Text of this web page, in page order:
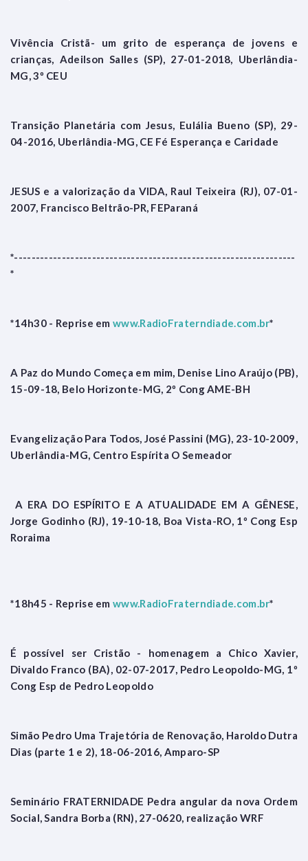
Vivência Cristã- um grito de esperança de jovens e
crianças, Adeilson Salles (SP), 27-01-2018, Uberlândia-
MG, 3º CEU
Transição Planetária com Jesus, Eulália Bueno (SP), 29-
04-2016, Uberlândia-MG, CE Fé Esperança e Caridade
JESUS e a valorização da VIDA, Raul Teixeira (RJ), 07-01-
2007, Francisco Beltrão-PR, FEParaná
*-----------------------------------------------------------------
*
*14h30 - Reprise emwww.RadioFraterndiade.com.br*
A Paz do Mundo Começa em mim, Denise Lino Araújo (PB),
15-09-18, Belo Horizonte-MG, 2º Cong AME-BH
Evangelização Para Todos, José Passini (MG), 23-10-2009,
Uberlândia-MG, Centro Espírita O Semeador
A ERA DO ESPÍRITO E A ATUALIDADE EM A GÊNESE,
Jorge Godinho (RJ), 19-10-18, Boa Vista-RO, 1º Cong Esp
Roraima
*18h45 - Reprise emwww.RadioFraterndiade.com.br*
É possível ser Cristão - homenagem a Chico Xavier,
Divaldo Franco (BA), 02-07-2017, Pedro Leopoldo-MG, 1º
Cong Esp de Pedro Leopoldo
Simão Pedro Uma Trajetória de Renovação, Haroldo Dutra
Dias (parte 1 e 2), 18-06-2016, Amparo-SP
Seminário FRATERNIDADE Pedra angular da nova Ordem
Social, Sandra Borba (RN), 27-0620, realização WRF